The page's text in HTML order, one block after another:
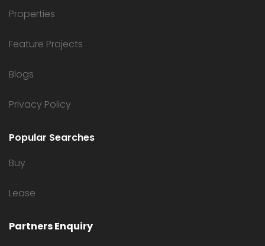
Properties
Feature Projects
Blogs
Privacy Policy
Popular Searches
Buy
Lease
Partners Enquiry